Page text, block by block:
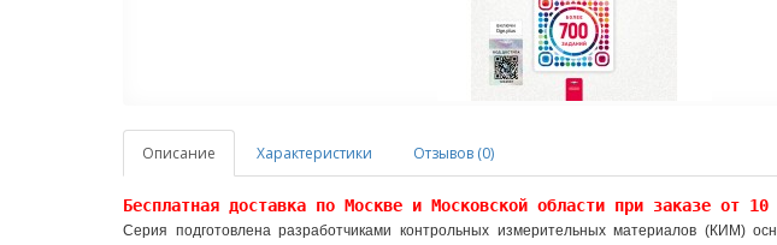
Описание Характеристики Отзывов (0)
Бесплатная доставка по Москве и Московской области при заказе от 10
Серия подготовлена разработчиками контрольных измерительных материалов (КИМ)